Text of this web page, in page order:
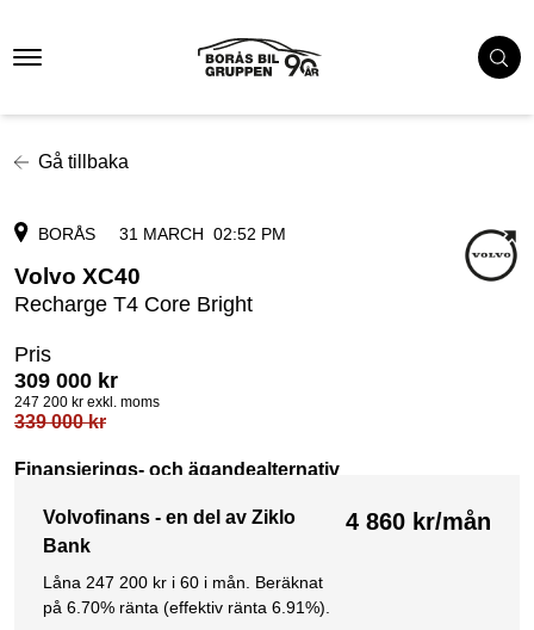
Gå tillbaka
BORÅS 31 MARCH 02:52 PM
Volvo XC40
Recharge T4 Core Bright
Pris
309 000 kr
247 200 kr exkl. moms
339 000kr
Finansierings- och ägandealternativ
Volvofinans - en del av Ziklo
Bank
Låna 247 200 kr i 60 i mån. Beräknat
på 6.70% ränta (effektiv ränta 6.91%).
4 860 kr/mån